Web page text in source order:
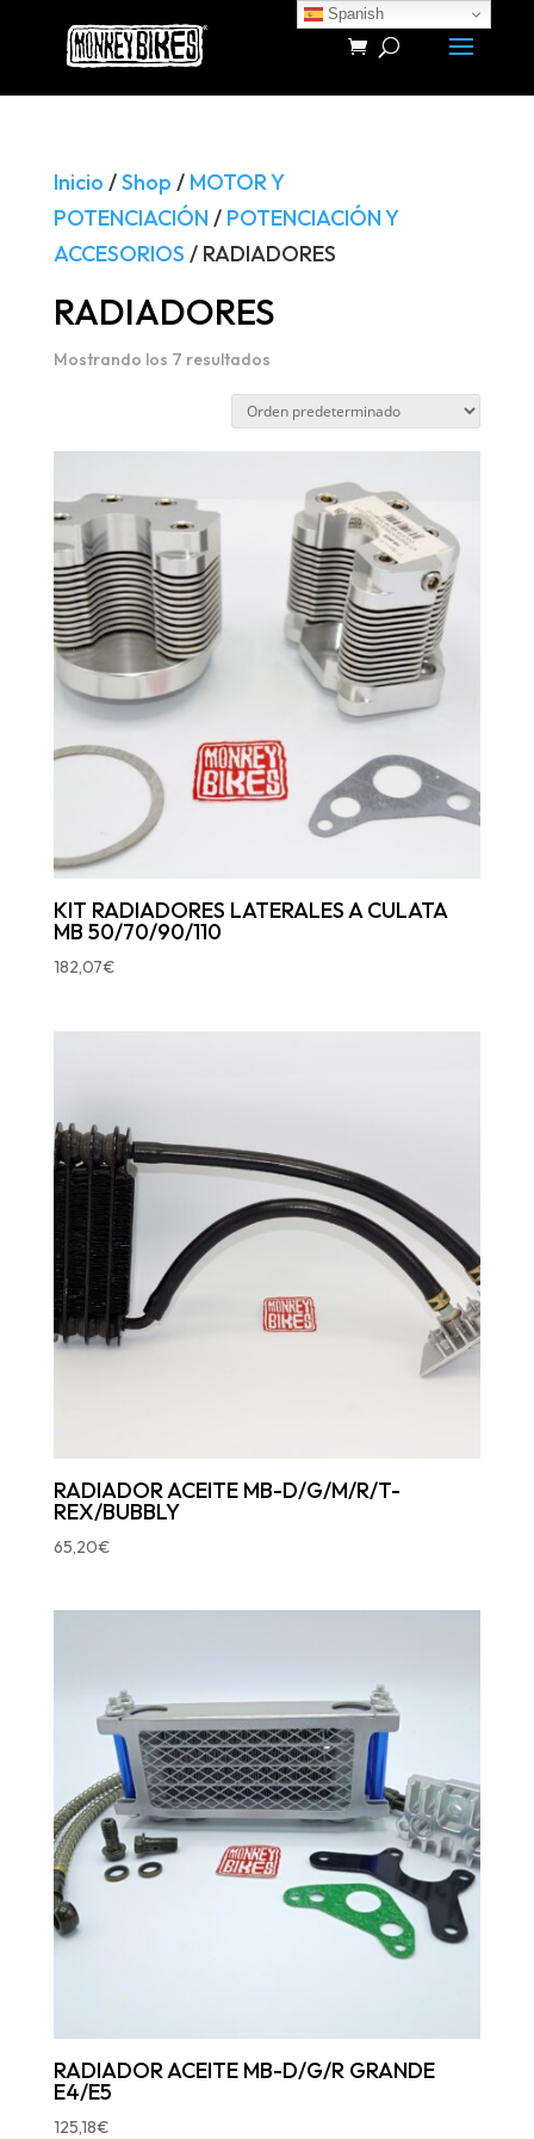
Búsqueda
productos
Inicio /Shop / MOTOR Y
POTENCIACIÓN / POTENCIACIÓN Y
ACCESORIOS / RADIADORES
RADIADORES
Mostrando los 7 resultados
KIT RADIADORES LATERALES A CULATA
MB 50/70/90/110
182,07€
RADIADOR ACEITE MB-D/G/M/R/T-
REX/BUBBLY
65,20€
RADIADOR ACEITE MB-D/G/R GRANDE
E4/E5
125,18€
Spanish